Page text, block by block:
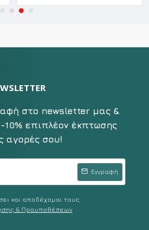
στο newsletter μας &
10% επιπλέον έκπτωσης
αγορές σου!
Εγγραφή
και αποδέχομαι τους
& Προυποθέσεων